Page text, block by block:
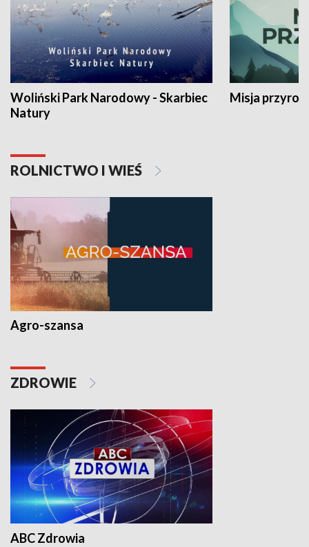
Woliński Park Narodowy - Skarbiec
Natury
Misja
ROLNICTWO I WIEŚ
Agro-szansa
ZDROWIE
ABC Zdrowia